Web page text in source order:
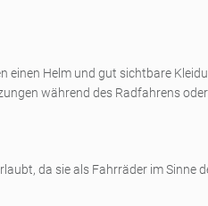
Helm und gut sichtbare
während des Radfahrens
da sie als Fahrräder im Sinne